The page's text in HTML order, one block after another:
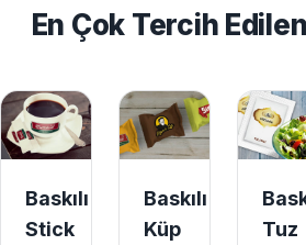
En Çok Tercih
Baskılı
Stick
Baskılı
Küp
Tuz